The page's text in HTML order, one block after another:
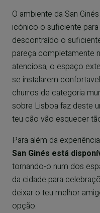
O ambiente da San
icónico o suficiente
descontraído o
pareça completamente
atenciosa, o espaço
se instalarem
churros de categoria
sobre Lisboa faz deste
teu cão vão esquecer
Para além da
San Ginés está
tornando-o num dos
da cidade para
deixar o teu melhor
opção.